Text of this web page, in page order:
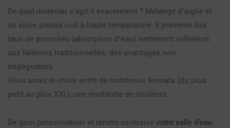
De quel matériau s’agit-il exactement ? Mélange d’argile et
de silice pressé cuit à haute température. Il présente des
taux de porosités (absorption d’eau) nettement inférieurs
aux faïences traditionnelles, des avantages non
négligeables.
Vous aurez le choix entre de nombreux formats (du plus
petit au plus XXL), une multitude de couleurs.
De quoi personnaliser et rendre exclusive votre salle d’eau.